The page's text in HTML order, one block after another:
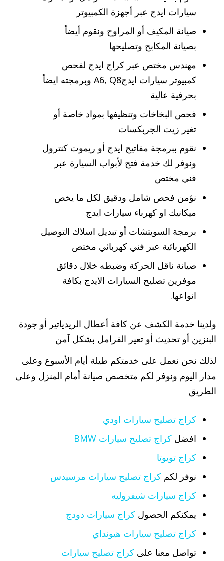
سيارات ايدج عبر أجهزة الكمبيوتر
صيانة المكيف أو المراوح ونقوم أيضاً
بصيانة المكابح وتصليحها
مهندس مختص عبر كراج ايدج لفحص
كمبيوتر سيارات ايدجA6, Q8 وبرمجته ايضاً
بحرفية عالية
فحص البخاخات وتنظيفها بمواد خاصة أو
تغير زيت الجربكسات
نقوم ببرمجة مفاتيح ايدج أو ريموت كنترول
ونوفر لك خدمة فتح لأبواب السيارة عبر
فني مختص
نؤمن فحص شامل ودقيق لكل ما يخص
ميكانيك او كهرباء سيارات ايدج
برمجة السويتشات أو تبديل اسلاك التوصيل
الكهربائية عبر فني كهربائي مختص
صيانة ناقل الحركة وضبطه خلال دقائق
موفرين تصليح السيارات الايدج بكافة
انواعها.
ولدينا خدمة الكشف عن كافة أعطال الريدياتير أو جودة
البنزين أو تحديث أو تعير الفرامل بشكل آمن
لذلك نحن نعمل على خدمتكم طيلة أيام الأسبوع وعلى
مدار اليوم ونوفر لكم متخصص صيانة أمام المنزل وعلى
الطريق
كراج تصليح سيارات اودي
افضل كراج تصليح سيارات BMW
كراج تويوتا
نوفر لكم كراج تصليح سيارات مرسيدس
كراج سيارات شيفروليه
يمكنكم الحصول كراج سيارات دودج
كراج تصليح سيارات هيونداي
تواصل معنا على كراج تصليح سيارات